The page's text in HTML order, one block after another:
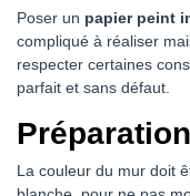
Poser un papier peint
compliqué à réaliser
respecter certaines
parfait et sans défaut.
La couleur du mur doit